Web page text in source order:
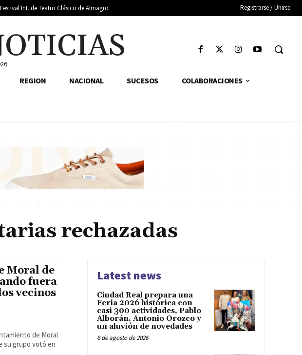
Festival Int. de Teatro Clásico de Almagro Registrarse / Unirse
REGION NACIONAL SUCESOS COLABORACIONES
rechazadas
Moral de
fuera
vecinos
de Moral
su grupo votó en
Latest news
Ciudad Real prepara una
Feria 2026 histórica con
casi 300 actividades, Pablo
Alborán, Antonio Orozco y
un aluvión de novedades
6 de agosto de 2026